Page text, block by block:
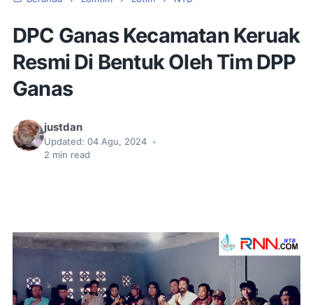
DPC Ganas Kecamatan Keruak
Resmi Di Bentuk Oleh Tim DPP
Ganas
justdan
Updated: 04 Agu, 2024 •
2 min read